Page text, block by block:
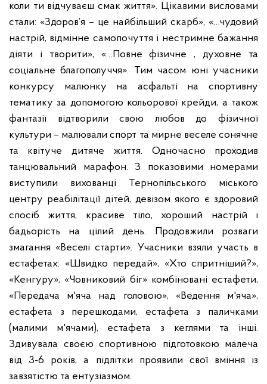
коли ти відчуваєш смак життя». Цікавими висловами
стали: «Здоров’я – це найбільший скарб», «…чудовий
настрій, відмінне самопочуття і нестримне бажання
діяти і творити», «…Повне фізичне , духовне та
соціальне благополуччя». Тим часом юні учасники
конкурсу малюнку на асфальті на спортивну
тематику за допомогою кольорової крейди, а також
фантазії відтворили свою любов до фізичної
культури – малювали спорт та мирне веселе сонячне
та квітуче дитяче життя. Одночасно проходив
танцювальний марафон. З показовими номерами
виступили вихованці Тернопільського міського
центру реабілітації дітей, девізом якого є здоровий
спосіб життя, красиве тіло, хороший настрій і
бадьорість на цілий день. Продовжили розваги
змагання «Веселі старти». Учасники взяли участь в
естафетах: «Швидко передай», «Хто спритніший?»,
«Кенгуру», «Човниковий біг» комбіновані естафети,
«Передача м'яча над головою», «Ведення м'яча»,
естафета з перешкодами, естафета з паличками
(малими м'ячами), естафета з кеглями та інші.
Здивувала своєю спортивною підготовкою малеча
від 3-6 років, а підлітки проявили свої вміння із
завзятістю та ентузіазмом.